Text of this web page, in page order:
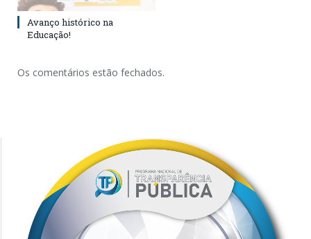
Avanço histórico na
Educação!
Os comentários estão fechados.